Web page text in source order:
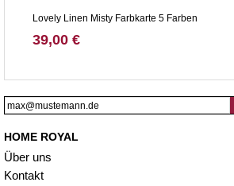
Lovely Linen Misty Farbkarte 5 Farben
39,00 €
HOME ROYAL
Über uns
Kontakt